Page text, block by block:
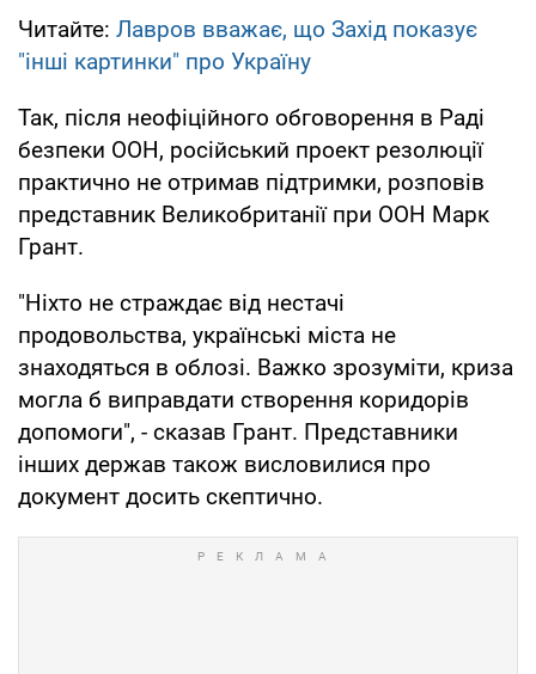
Читайте: Лавров вважає, що Захід показує
"інші картинки" про Україну
Так, після неофіційного обговорення в Раді
безпеки ООН, російський проект резолюції
практично не отримав підтримки, розповів
представник Великобританії при ООН Марк
Грант.
"Ніхто не страждає від нестачі
продовольства, українські міста не
знаходяться в облозі. Важко зрозуміти, криза
могла б виправдати створення коридорів
допомоги", - сказав Грант. Представники
інших держав також висловилися про
документ досить скептично.